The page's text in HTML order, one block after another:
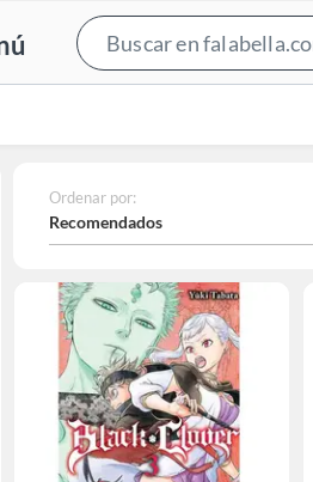
Ordenar por:
Recomendados